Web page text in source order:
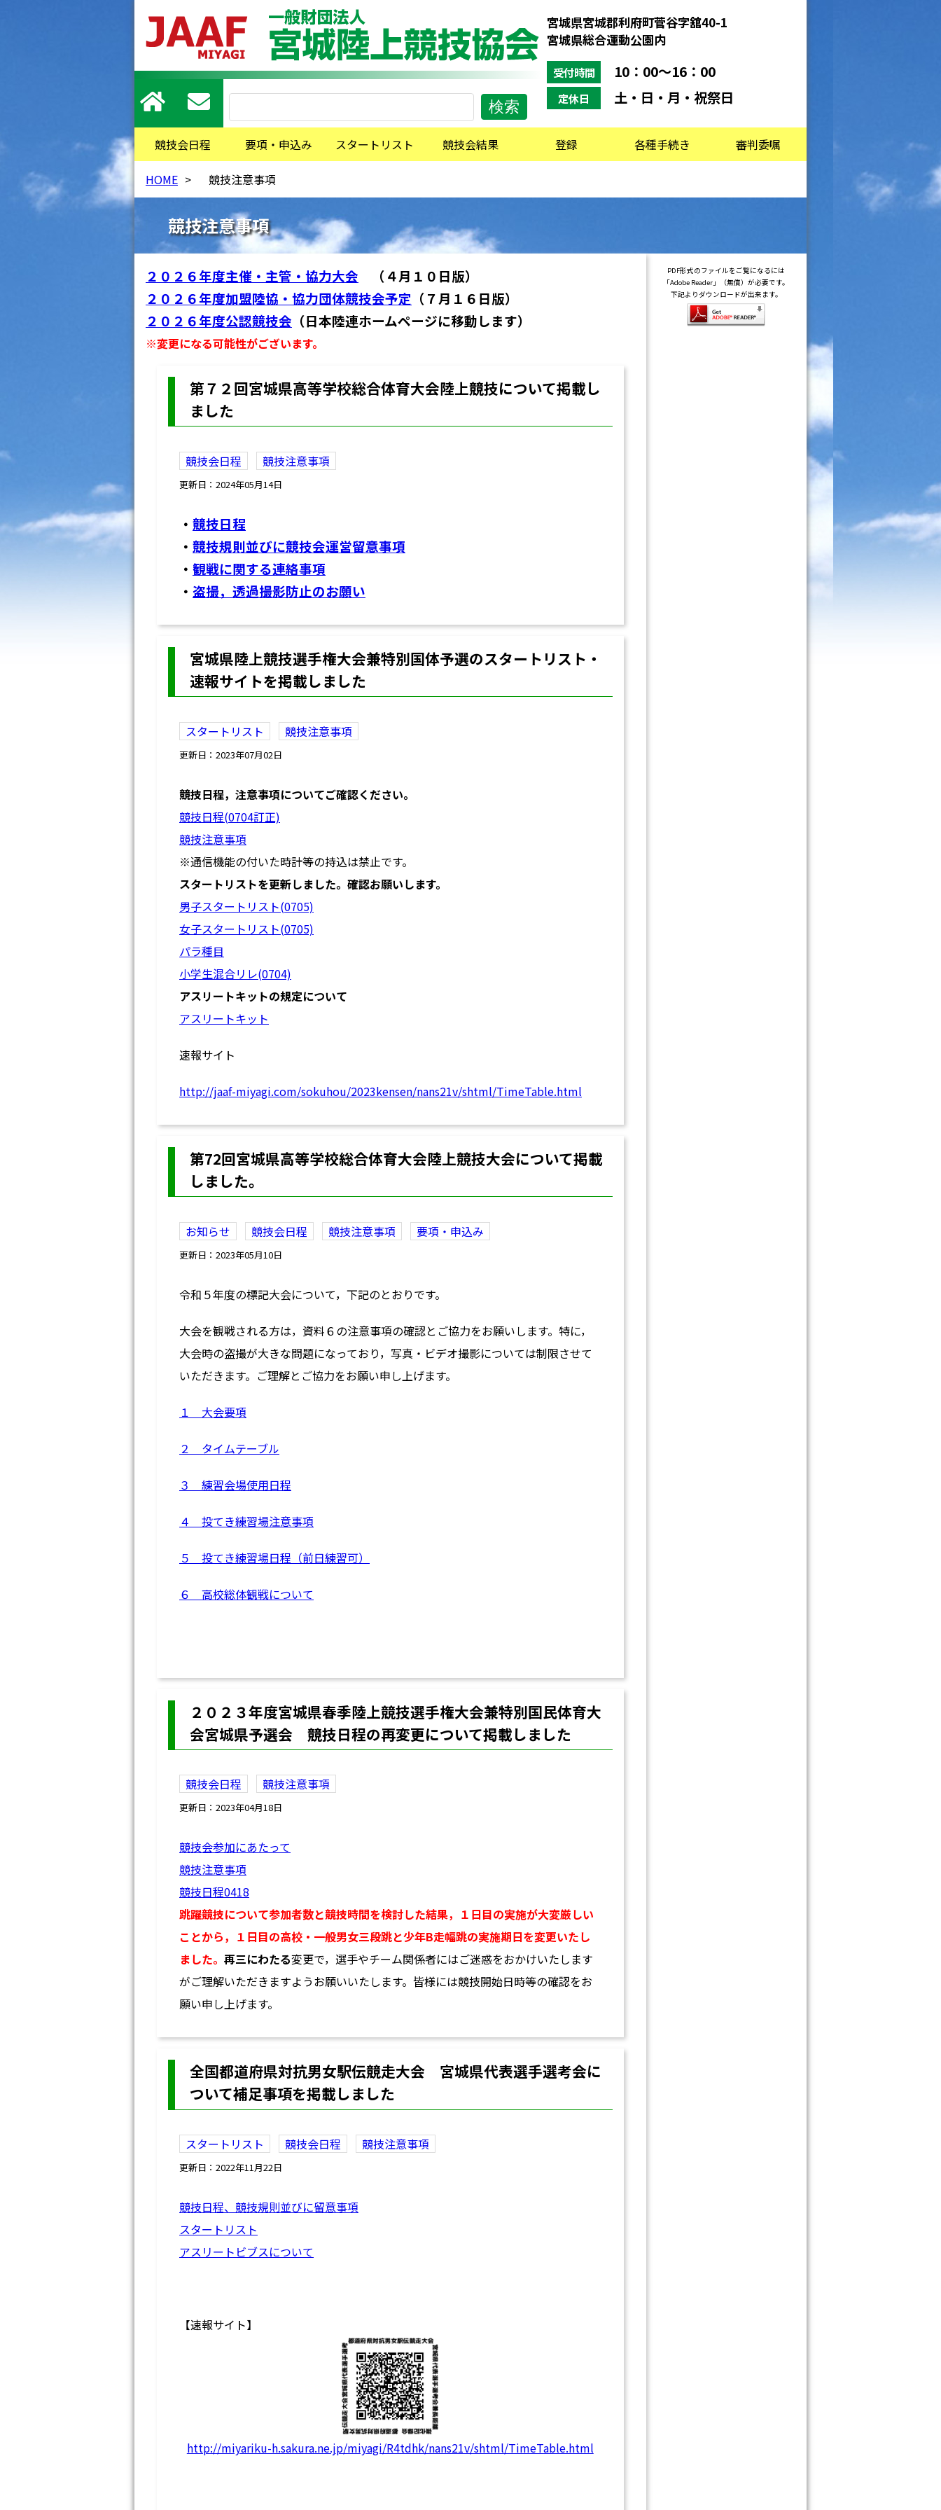
宮城県宮城郡利府町菅谷字舘40-1
宮城県総合運動公園内
受付時間 10：00～16：00
定休日 土・日・月・祝祭日
競技会日程 要項・申込み スタートリスト 競技会結果 登録 各種手続き 審判委嘱
HOME > 競技注意事項
競技注意事項
２０２６年度主催・主管・協力大会 （４月１０日版）
２０２６年度加盟陸協・協力団体競技会予定 （７月１６日版）
２０２６年度公認競技会 （日本陸連ホームページに移動します）
※変更になる可能性がございます。
第７２回宮城県高等学校総合体育大会陸上競技について掲載し
ました
競技会日程 競技注意事項
更新日：2024年05月14日
・ 競技日程
・ 競技規則並びに競技会運営留意事項
・ 観戦に関する連絡事項
・ 盗撮，透過撮影防止のお願い
宮城県陸上競技選手権大会兼特別国体予選のスタートリスト・
速報サイトを掲載しました
スタートリスト 競技注意事項
更新日：2023年07月02日
競技日程，注意事項についてご確認ください。
競技日程(0704訂正)
競技注意事項
※通信機能の付いた時計等の持込は禁止です。
スタートリストを更新しました。確認お願いします。
男子スタートリスト(0705)
女子スタートリスト(0705)
パラ種目
小学生混合リレ(0704)
アスリートキットの規定について
アスリートキット
速報サイト
http://jaaf-miyagi.com/sokuhou/2023kensen/nans21v/shtml/TimeTable.html
第72回宮城県高等学校総合体育大会陸上競技大会について掲載
しました。
お知らせ 競技会日程 競技注意事項 要項・申込み
更新日：2023年05月10日
令和５年度の標記大会について，下記のとおりです。
大会を観戦される方は，資料６の注意事項の確認とご協力をお願いします。特に，
大会時の盗撮が大きな問題になっており，写真・ビデオ撮影については制限させて
いただきます。ご理解とご協力をお願い申し上げます。
１ 大会要項
２ タイムテーブル
３ 練習会場使用日程
４ 投てき練習場注意事項
５ 投てき練習場日程（前日練習可）
６ 高校総体観戦について
２０２３年度宮城県春季陸上競技選手権大会兼特別国民体育大
会宮城県予選会 競技日程の再変更について掲載しました
競技会日程 競技注意事項
更新日：2023年04月18日
競技会参加にあたって
競技注意事項
競技日程0418
跳躍競技について参加者数と競技時間を検討した結果，１日目の実施が大変厳しい
ことから，１日目の高校・一般男女三段跳と少年B走幅跳の実施期日を変更いたし
ました。 再三にわたる変更で，選手やチーム関係者にはご迷惑をおかけいたします
がご理解いただきますようお願いいたします。 皆様には競技開始日時等の確認をお
願い申し上げます。
全国都道府県対抗男女駅伝競走大会 宮城県代表選手選考会に
ついて補足事項を掲載しました
スタートリスト 競技会日程 競技注意事項
更新日：2022年11月22日
競技日程、競技規則並びに留意事項
スタートリスト
アスリートビブスについて
【速報サイト】
http://miyariku-h.sakura.ne.jp/miyagi/R4tdhk/nans21v/shtml/TimeTable.html
PDF形式のファイルをご覧になるには
「Adobe Reader」（無償）が必要です。
下記よりダウンロードが出来ます。